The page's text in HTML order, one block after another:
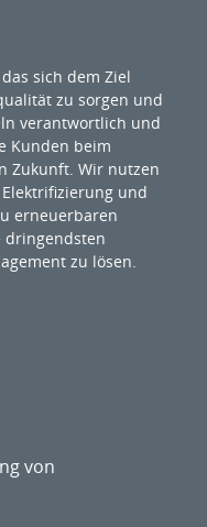
sich dem Ziel
zu sorgen und
verantwortlich und
Kunden beim
Zukunft. Wir nutzen
und
erneuerbaren
dringendsten
zu lösen.
von